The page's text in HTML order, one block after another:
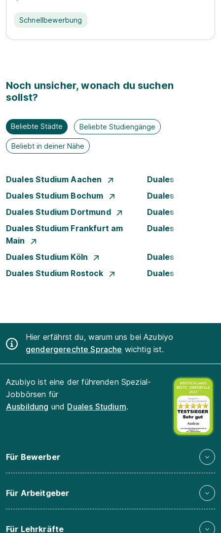
Schnellbewerbung
Noch unsicher, wonach du suchen
sollst?
Beliebte Städte Beliebte Studiengänge
Beliebt in deiner Nähe
Duales Studium Aachen
Duales Studium
Duales Studium Bochum
Duales Studium
Duales Studium Dortmund
Duales Studium
Duales Studium Frankfurt am
Main
Duales Studium
Duales Studium Köln
Duales Studium
Duales Studium Rostock
Duales Studium
Hier erfährst du, warum uns bei Azubiyo
gendergerechte Sprache wichtig ist.
Azubiyo ist eine der führenden Spezial-
Jobbörsen für
Ausbildung und Duales Studium.
Für Bewerber
Für Arbeitgeber
Für Lehrkräfte